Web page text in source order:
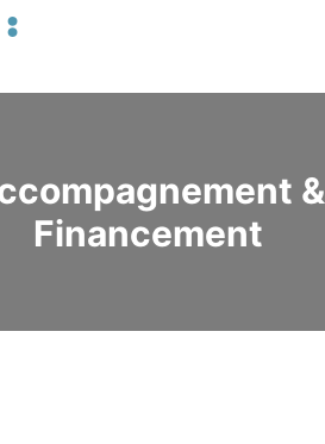
&
Financement